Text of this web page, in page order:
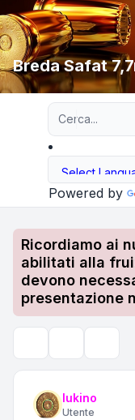
Breda Safat
Powered by
Ricordiamo ai
abilitati alla
devono
presentazione
lukino
Utente